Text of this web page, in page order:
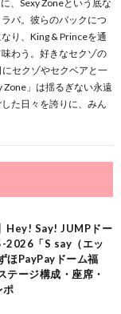
、Sexy Zoneという底な
バ。彼らのバックにつ
り、King & Princeを通
わう。好きなセクゾの
セクゾやセクベアと一
Zone」は揺るぎない永遠
た日々を誇りに、みん
Hey! Say! JUMPドー
2026「S say（エッ
ほPayPayドーム福
ージ構成・座席・
ポ